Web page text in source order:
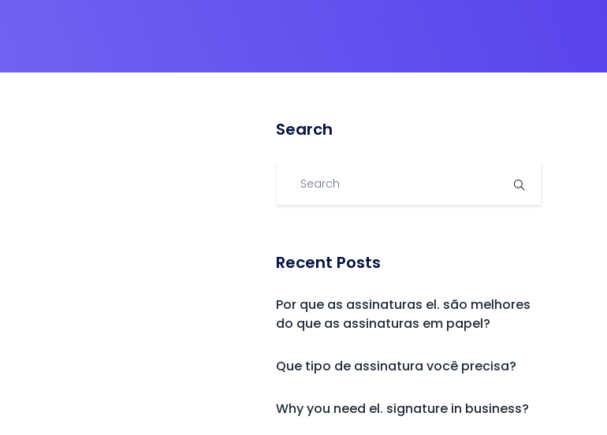
Search
Recent Posts
Por que as assinaturas el. são melhores
do que as assinaturas em papel?
Que tipo de assinatura você precisa?
Why you need el. signature in business?